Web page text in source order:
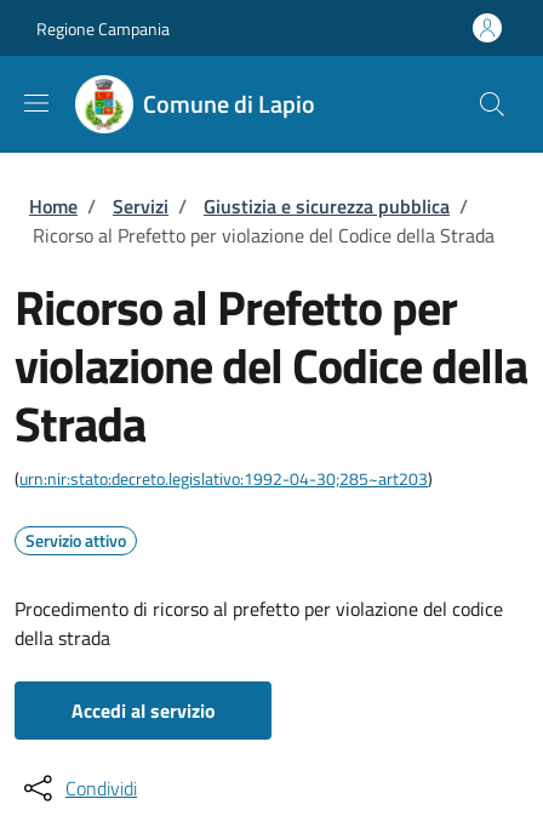
Regione Campania
Comune di Lapio
Briciole di pane
Home / Servizi / Giustizia e sicurezza pubblica /
Ricorso al Prefetto per violazione del Codice della Strada
Ricorso al Prefetto per
violazione del Codice della
Strada
(urn:nir:stato:decreto.legislativo:1992-04-30;285~art203)
Servizio attivo
Procedimento di ricorso al prefetto per violazione del codice
della strada
Accedi al servizio
Condividi